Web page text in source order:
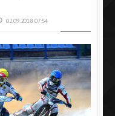
02.09.2018 07:54